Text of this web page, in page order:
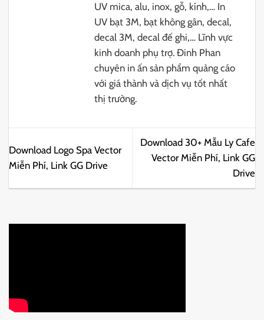
UV mica, alu, inox, gỗ, kính,… In
UV bạt 3M, bạt không gân, decal,
decal 3M, decal đế ghi,… Lĩnh vực
kinh doanh phụ trợ. Đinh Phan
chuyên in ấn sản phẩm quảng cáo
với giá thành và dịch vụ tốt nhất
thị trường.
Download Logo Spa Vector
Miễn Phí, Link GG Drive
Download 30+ Mẫu Ly Cafe
Vector Miễn Phí, Link GG
Drive